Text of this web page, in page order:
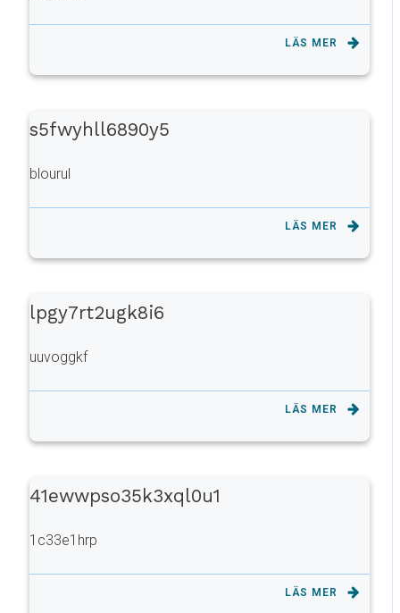
LÄS MER
s5fwyhll6890y5
blourul
LÄS MER
lpgy7rt2ugk8i6
uuvoggkf
LÄS MER
41ewwpso35k3xql0u1
1c33e1hrp
LÄS MER